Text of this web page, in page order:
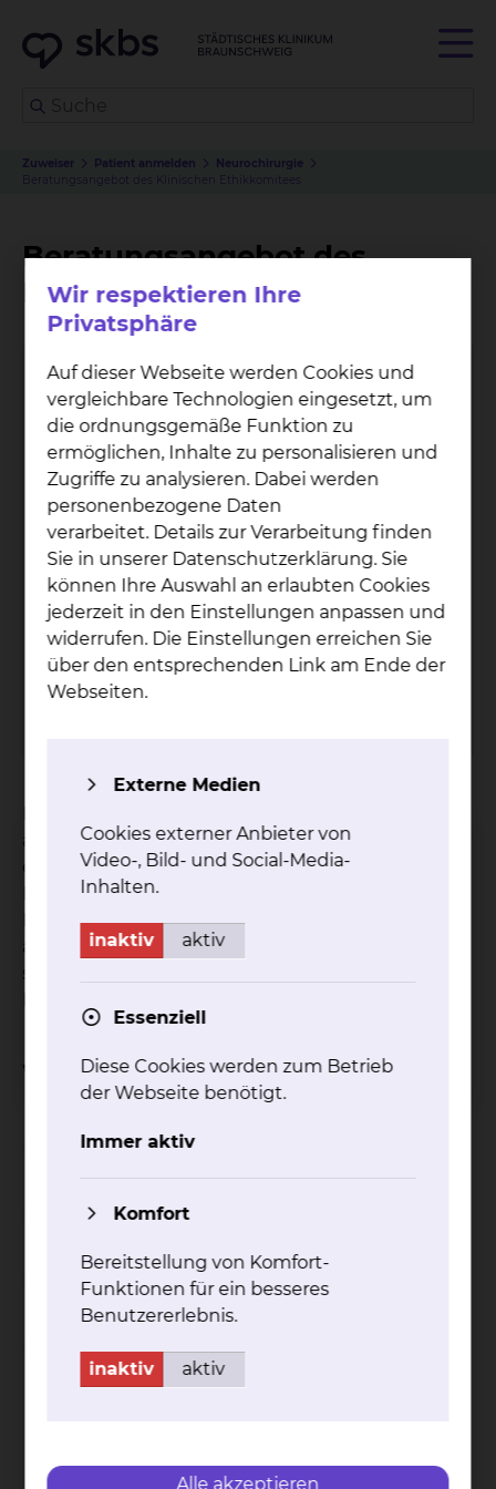
Zuweiser Patient anmelden
Neurochirurgie
Beratungsangebot des Klinischen Ethikkomitees
Beratungsangebot des
Klinischen Ethikkomitees
Kli­ni­sches Ethik­ko­mi­tee
Freisestraße 9/10, 38118 Braunschweig
Tel.:
+49 531 595 1199
Fax: +49 531 595 1322
aber auch Mitarbeiterinnen und Mitarbeiter, die
eine ethische Frage haben oder eine ethische
Fallbesprechung im Zusammenhang mit der
Behandlung einer Patientin bzw. eines Patienten
am Klinikum Braunschweig wünschen, können
sich an die Geschäftsstelle des Klinischen
Weitere Informationen
Patientenverfügung
Ethische Fallbesprechung
Betreuungsverfügung
Vollmacht
Cookie Einstellungen
Wir respektieren Ihre
Privatsphäre
Auf dieser Webseite werden Cookies und
vergleichbare Technologien eingesetzt, um
die ordnungsgemäße Funktion zu
ermöglichen, Inhalte zu personalisieren und
Zugriffe zu analysieren. Dabei werden
personenbezogene Daten
verarbeitet. Details zur Verarbeitung finden
Sie in unserer Datenschutzerklärung. Sie
können Ihre Auswahl an erlaubten Cookies
jederzeit in den Einstellungen anpassen und
widerrufen. Die Einstellungen erreichen Sie
über den entsprechenden Link am Ende der
Webseiten.
Externe Medien
Cookies externer Anbieter von
Video-, Bild- und Social-Media-
Inhalten.
inaktiv aktiv
Essenziell
Diese Cookies werden zum Betrieb
der Webseite benötigt.
Immer aktiv
Komfort
Bereitstellung von Komfort-
Funktionen für ein besseres
Benutzererlebnis.
inaktiv aktiv
Alle akzeptieren